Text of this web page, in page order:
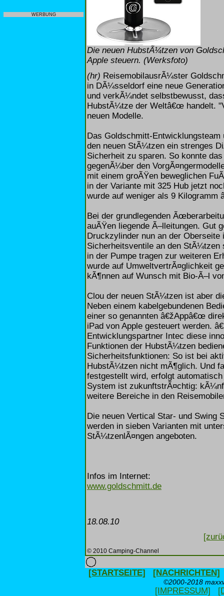
WERBUNG
Die neuen HubstÃ¼tzen von
Apple steuern. (Werksfoto)
(hr) ReisemobilausrÃ¼ster
in DÃ¼sseldorf eine neue
und verkÃ¼ndet selbstbewusst,
HubstÃ¼tze der Weltâ€œ handelt.
neuen Modelle.
Das Goldschmitt-
den neuen StÃ¼tzen ein strenges
Sicherheit zu sparen. So konnte
gegenÃ¼ber den
mit einem groÃŸen beweglichen
in der Variante mit 325 Hub jetzt
wurde auf weniger als 9 Kilogramm
Bei der grundlegenden
auÃŸen liegende Ã–lleitungen. Gut
Druckzylinder nun an der
Sicherheitsventile an den
in der Pumpe tragen zur weiteren
wurde auf UmweltvertrÃ¤glichkeit
kÃ¶nnen auf Wunsch mit Bio-Ã–l
Clou der neuen StÃ¼tzen ist aber
Neben einem kabelgebundenen
einer so genannten â€žAppâ€œ
iPad von Apple gesteuert werden.
Entwicklungspartner Intec diese
Funktionen der HubstÃ¼tzen
Sicherheitsfunktionen: So ist bei
HubstÃ¼tzen nicht mÃ¶glich. Und
festgestellt wird, erfolgt
System ist zukunftstrÃ¤chtig:
weitere Bereiche in den
Die neuen Vertical Star- und Swing
werden in sieben Varianten mit
StÃ¼tzenlÃ¤ngen angeboten.
Infos im Internet:
www.goldschmitt.de
18.08.10
© 2010 Camping-Channel
[STARTSEITE] [NACHRICHTEN]
©2000-2018
[IMPRESSUM]